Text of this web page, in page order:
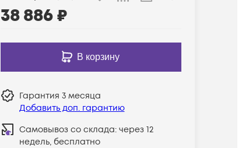
38 886₽
В корзину
Гарантия 3 месяца
Добавить доп. гарантию
Самовывоз со склада: через 12
недель, бесплатно